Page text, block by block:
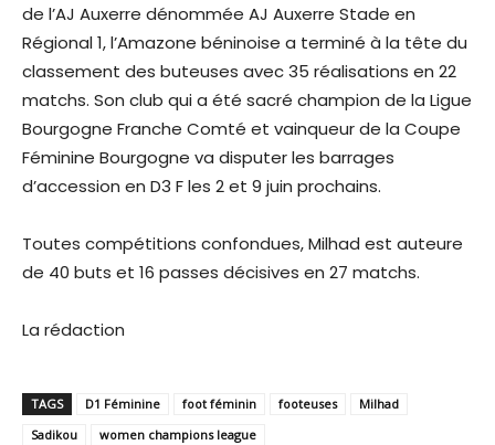
de l’AJ Auxerre dénommée AJ Auxerre Stade en
Régional 1, l’Amazone béninoise a terminé à la tête du
classement des buteuses avec 35 réalisations en 22
matchs. Son club qui a été sacré champion de la Ligue
Bourgogne Franche Comté et vainqueur de la Coupe
Féminine Bourgogne va disputer les barrages
d’accession en D3 F les 2 et 9 juin prochains.
Toutes compétitions confondues, Milhad est auteure
de 40 buts et 16 passes décisives en 27 matchs.
La rédaction
TAGS D1 Féminine foot féminin footeuses
Milhad
Sadikou
women champions league